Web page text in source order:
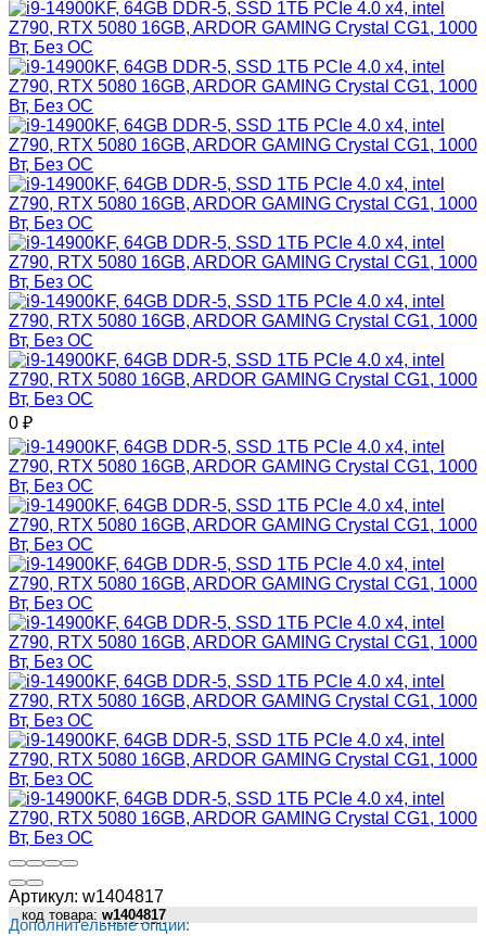
0 ₽
Артикул: w1404817
код товара: w1404817
Дополнительные опции: